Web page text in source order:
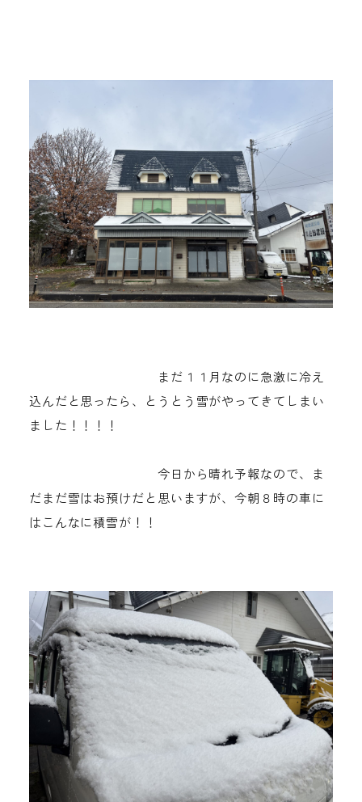
まだ１１月なのに急激に冷え
込んだと思ったら、とうとう雪がやってきてしまい
ました！！！！
今日から晴れ予報なので、ま
だまだ雪はお預けだと思いますが、今朝８時の車に
はこんなに積雪が！！